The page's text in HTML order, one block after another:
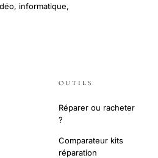
informatique,
OUTILS
Réparer ou racheter
?
Comparateur kits
réparation